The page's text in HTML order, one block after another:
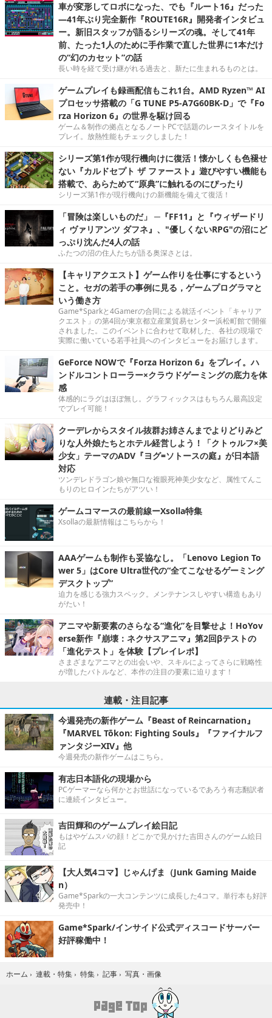
車が変形してロボになった、でも『ルート16』だった
―41年ぶり完全新作『ROUTE16R』開発者インタビュ
ー。新旧スタッフが語るシリーズの魂。そして41年
前、たった1人のために手作業で直した世界に1本だけ
の“幻のカセット”の話
長い時を経て受け継がれる過去と、新たに生まれるものとは。
ゲームプレイも録画配信もこれ1台。AMD Ryzen™ AI
プロセッサ搭載の「G TUNE P5-A7G60BK-D」で『Fo
rza Horizon 6』の世界を駆け回る
ゲーム＆制作の拠点となるノートPCで話題のレースタイトルを
プレイ。放熱性能もチェックしました！
シリーズ第1作が現行機向けに復活！懐かしくも色褪せ
ない『カルドセプト ザ ファースト』遊びやすい機能も
搭載で、あらためて“原典”に触れるのにぴったり
シリーズ第1作が現行機向けの新機能を備えて復活！
「冒険は楽しいものだ」 ─『FF11』と『ウィザードリ
ィ ヴァリアンツ ダフネ』、"優しくないRPG"の沼にど
っぷり沈んだ4人の話
ふたつの沼の住人たちが語る奥深さとは。
【キャリアクエスト】ゲーム作りを仕事にするという
こと。セガの若手の事例に見る，ゲームプログラマと
いう働き方
Game*Sparkと4Gamerの合同による就活イベント「キャリア
クエスト」の第4回が東京都立産業貿易センター浜松町館で開催
されました。このイベントに合わせて取材した、各社の現場で
実際に働いている若手社員へのインタビューをお届けします。
GeForce NOWで『Forza Horizon 6』をプレイ。ハ
ンドルコントローラー×クラウドゲーミングの底力を体
感
体感的にラグはほぼ無し。グラフィックスはもちろん最高設定
でプレイ可能！
クーデレからスタイル抜群お姉さんまでよりどりみど
りな人外娘たちとホテル経営しよう！「クトゥルフ×美
少女」テーマのADV『ヨグ=ソトースの庭』が日本語
対応
ツンデレドラゴン娘や無口な複眼死神美少女など、属性てんこ
もりのヒロインたちがアツい！
ゲームコマースの最前線ーXsolla特集
Xsollaの最新情報はこちらから！
AAAゲームも制作も妥協なし。「Lenovo Legion To
wer 5」はCore Ultra世代の“全てこなせるゲーミング
デスクトップ”
迫力を感じる強力スペック。メンテナンスしやすい構造もあり
がたい！
アニマや新要素のさらなる“進化”を目撃せよ！HoYov
erse新作『崩壊：ネクサスアニマ』第2回βテストの
「進化テスト」を体験【プレイレポ】
さまざまなアニマとの出会いや、スキルによってさらに戦略性
が増したバトルなど、本作の注目の要素に迫ります！
連載・注目記事
今週発売の新作ゲーム『Beast of Reincarnation』
『MARVEL Tōkon: Fighting Souls』『ファイナルフ
ァンタジーXIV』他
今週発売の新作ゲームはこちら。
有志日本語化の現場から
PCゲーマーなら何かとお世話になっているであろう有志翻訳者
に連続インタビュー。
吉田輝和のゲームプレイ絵日記
もはやゲムスパの顔！どこかで見かけた吉田さんのゲーム絵日
記
【大人気4コマ】じゃんげま（Junk Gaming Maide
n）
Game*Sparkの一大コンテンツに成長した4コマ。単行本も好評
発売中！
Game*Spark/インサイド公式ディスコードサーバー
好評稼働中！
ホーム › 連載・特集 › 特集 › 記事 › 写真・画像